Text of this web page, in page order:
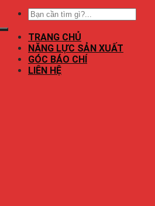
TRANG CHỦ
NĂNG LỰC SẢN XUẤT
GÓC BÁO CHÍ
LIÊN HỆ